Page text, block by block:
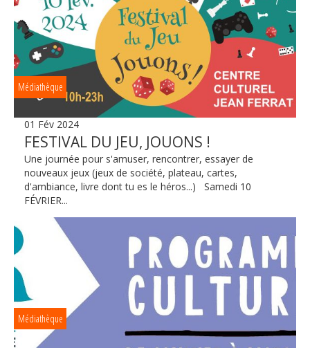
Médiathèque
01 Fév 2024
FESTIVAL DU JEU, JOUONS !
Une journée pour s'amuser, rencontrer, essayer de
nouveaux jeux (jeux de société, plateau, cartes,
d'ambiance, livre dont tu es le héros...) Samedi 10
FÉVRIER...
Médiathèque